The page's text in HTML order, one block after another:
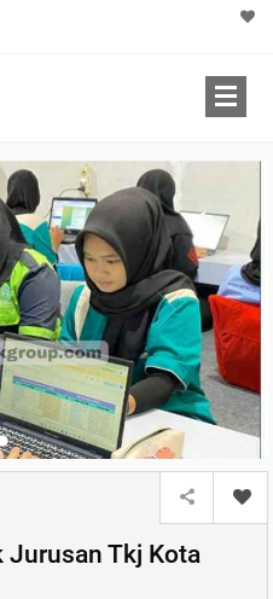
Jurusan Tkj Kota